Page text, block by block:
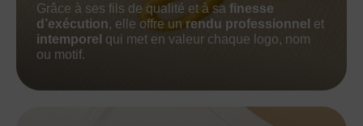
Grâce à ses fils de qualité et à sa finesse
d’exécution, elle offre un rendu professionnel et
intemporel qui met en valeur chaque logo, nom
ou motif.